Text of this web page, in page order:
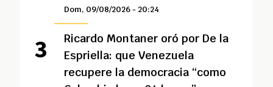
Dom, 09/08/2026 - 20:24
Ricardo Montaner oró por De la
Espriella: que Venezuela
recupere la democracia “como